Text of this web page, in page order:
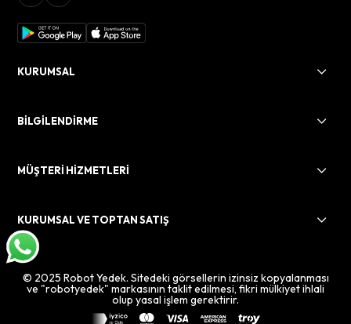
KURUMSAL
BİLGİLENDİRME
MÜŞTERİ HİZMETLERİ
KURUMSAL VE TOPTAN SATIŞ
© 2025 Robot Yedek. Sitedeki görsellerin izinsiz kopyalanması
ve "robotyedek" markasının taklit edilmesi, fikri mülkiyet ihlali
olup yasal işlem gerektirir.